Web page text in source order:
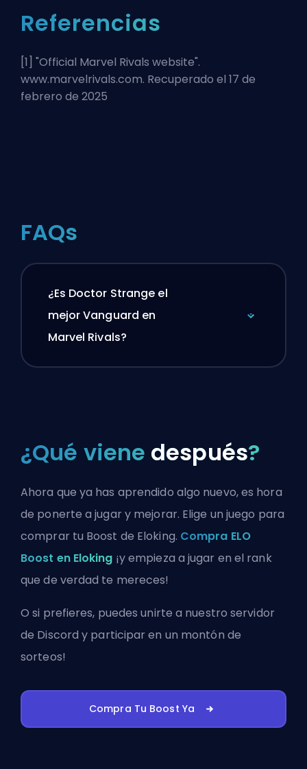
Referencias
[1] "Official Marvel Rivals website".
www.marvelrivals.com. Recuperado el 17 de
febrero de 2025
FAQs
¿Es Doctor Strange el
mejor Vanguard en
Marvel Rivals?
¿Qué viene después?
Ahora que ya has aprendido algo nuevo, es hora
de ponerte a jugar y mejorar. Elige un juego para
comprar tu Boost de Eloking. Compra ELO
Boost en Eloking ¡y empieza a jugar en el rank
que de verdad te mereces!
O si prefieres, puedesunirte a nuestro servidor
de Discord y participar en un montón de
sorteos!
Compra Tu Boost Ya